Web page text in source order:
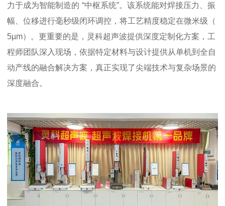
力于成为智能制造的 “中枢系统”。该系统能对焊接压力、振
幅、位移进行毫秒级闭环调控，将工艺精度稳定在微米级（
5µm）。更重要的是，灵科超声波提供深度定制化方案，工
程师团队深入现场，依据特定材料与设计提供从单机到全自
动产线的融合解决方案，真正实现了尖端技术与复杂场景的
深度融合。